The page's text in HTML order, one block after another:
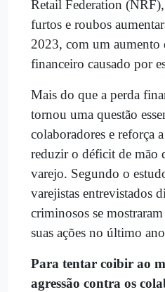
Retail Federation
furtos e roubos
2023, com um
financeiro causado por
Mais do que a perda
tornou uma questão
colaboradores e reforça
reduzir o déficit de mão
varejo. Segundo o
varejistas entrevistados
criminosos se
suas ações no último
Para tentar coibir ao
agressão contra os